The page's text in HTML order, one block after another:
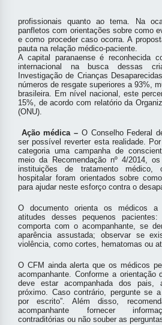
profissionais quanto ao tema. Na
panfletos com orientações sobre como
e como proceder caso ocorra. A
pauta na relação médico-paciente.
A capital paranaense é reconhecida
internacional na busca dessas
Investigação de Crianças
números de resgate superiores a 93%,
brasileira. Em nível nacional, este
15%, de acordo com relatório da
(ONU).
Ação médica – O Conselho Federal
ser possível reverter esta realidade.
categoria uma campanha de
meio da Recomendação nº 4/2014,
instituições de tratamento médico,
hospitalar foram orientados sobre
para ajudar neste esforço contra o
O documento orienta os médicos a
atitudes desses pequenos
comporta com o acompanhante, se
aparência assustada; observar se
violência, como cortes, hematomas ou
O CFM ainda alerta que os médicos
acompanhante. Conforme a orientação
deve estar acompanhada dos pais,
próximo. Caso contrário, pergunte se
por escrito”. Além disso,
acompanhante fornecer
contraditórias ou não souber as